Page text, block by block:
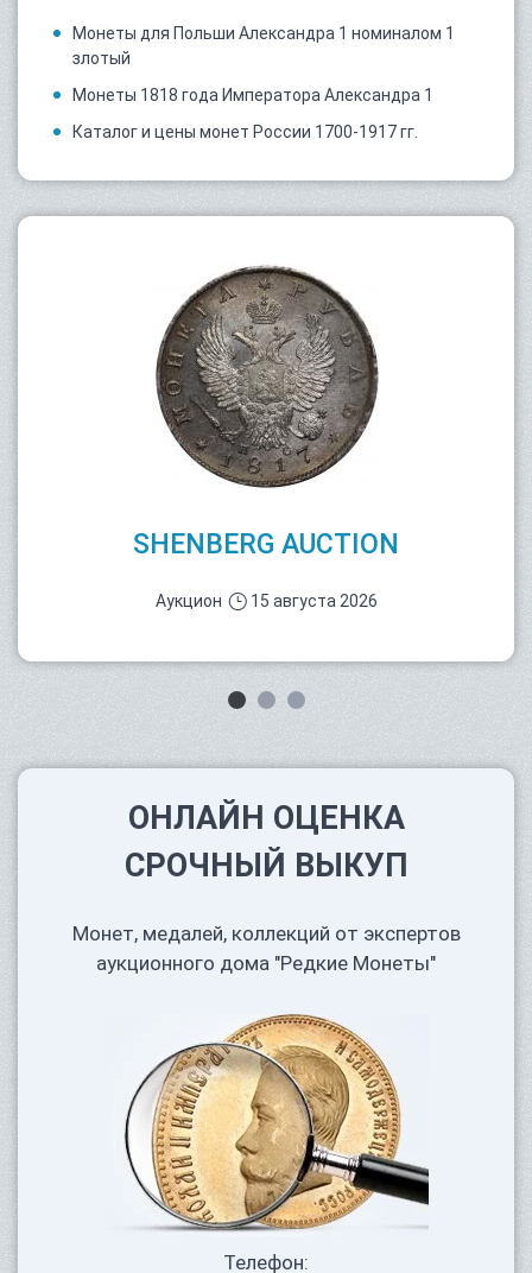
Монеты для Польши Александра 1 номиналом 1
злотый
Монеты 1818 года Императора Александра 1
Каталог и цены монет России 1700-1917 гг.
SHENBERG AUCTION
Аукцион 15 августа 2026
ОНЛАЙН ОЦЕНКА
СРОЧНЫЙ ВЫКУП
Монет, медалей, коллекций от экспертов
аукционного дома "Редкие Монеты"
Телефон: